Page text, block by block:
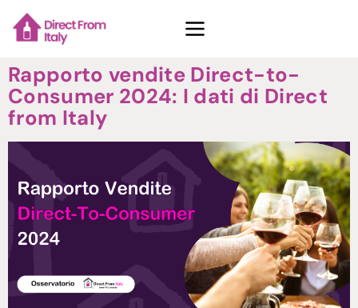
Casi Studio
Chi Siamo
Contatti
Richiedi demo
Rapporto vendite Direct-to-
Consumer 2024: I dati di Direct
from Italy